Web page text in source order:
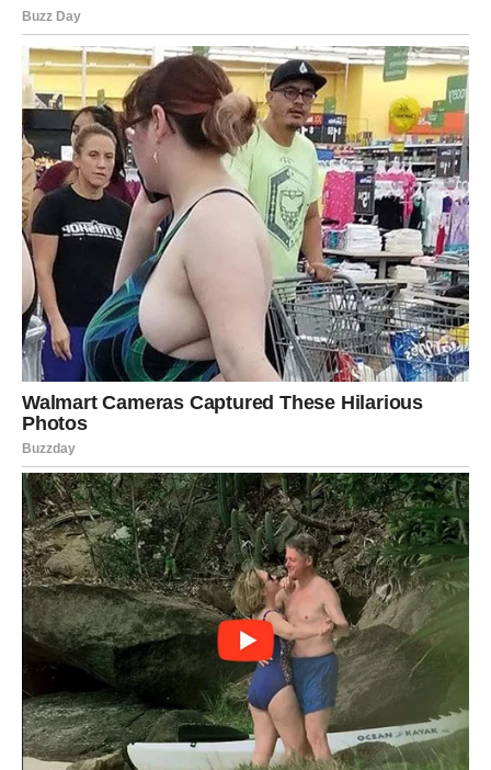
da se ohladi.
2. Priprema podloge od keksa:
U zdjeli pomiješajtemljevene keksei otopljeni
maslac. Dobro promiješajte dok ne dobijete smjesu
koja podsjeća na mokri pijesak.
Smjesu pritisnite na dno posude kako biste oblikovali
čvrstu podlogu.
3. Priprema kreme
U posebnoj zdjeli snažno umutiteslatko vrhnjedok ne
postignete čvrste vrhove.
Ohlađeni
da smjesa ostane prozračna i lagana.
4. Završni korak:
Kremu od limuna ravnomjerno premažite preko
podloge od keksa.
Stavite kolač u hladnjak na najmanje2 sata, ili dok se
krema potpuno ne stisne.
5. Posluživanje: